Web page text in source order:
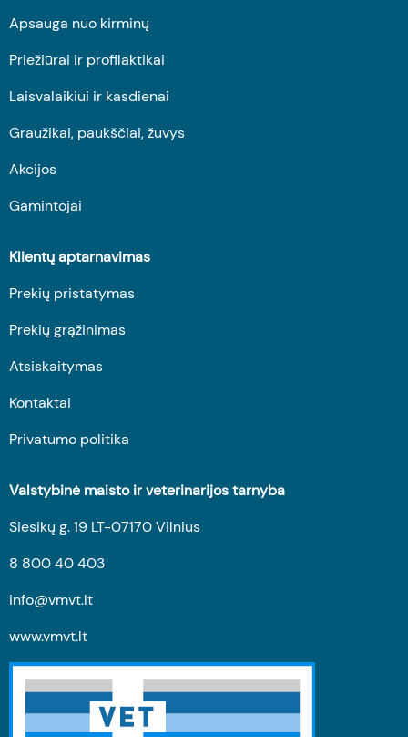
Apsauga nuo kirminų
Priežiūrai ir profilaktikai
Laisvalaikiui ir kasdienai
Graužikai, paukščiai, žuvys
Akcijos
Gamintojai
Klientų aptarnavimas
Prekių pristatymas
Prekių grąžinimas
Atsiskaitymas
Kontaktai
Privatumo politika
Valstybinė maisto ir veterinarijos tarnyba
Siesikų g. 19 LT-07170 Vilnius
8 800 40 403
info@vmvt.lt
www.vmvt.lt